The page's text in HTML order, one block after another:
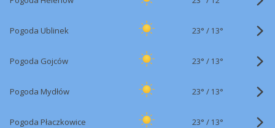
Pogoda Ublinek 23° / 13°
Pogoda Gojców 23° / 13°
Pogoda Mydłów 23° / 13°
Pogoda Płaczkowice 23° / 13°